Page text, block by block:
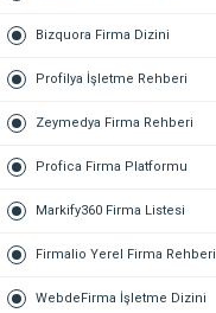
Bizquora Firma Dizini
Profilya İşletme Rehberi
Zeymedya Firma Rehberi
Profica Firma Platformu
Markify360 Firma Listesi
Firmalio Yerel Firma Rehberi
WebdeFirma İşletme Dizini